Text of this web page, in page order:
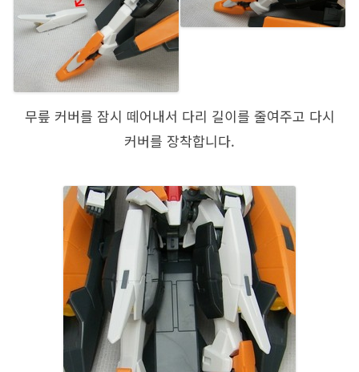
무릎 커버를 잠시 떼어내서 다리 길이를 줄여주고 다시
커버를 장착합니다.